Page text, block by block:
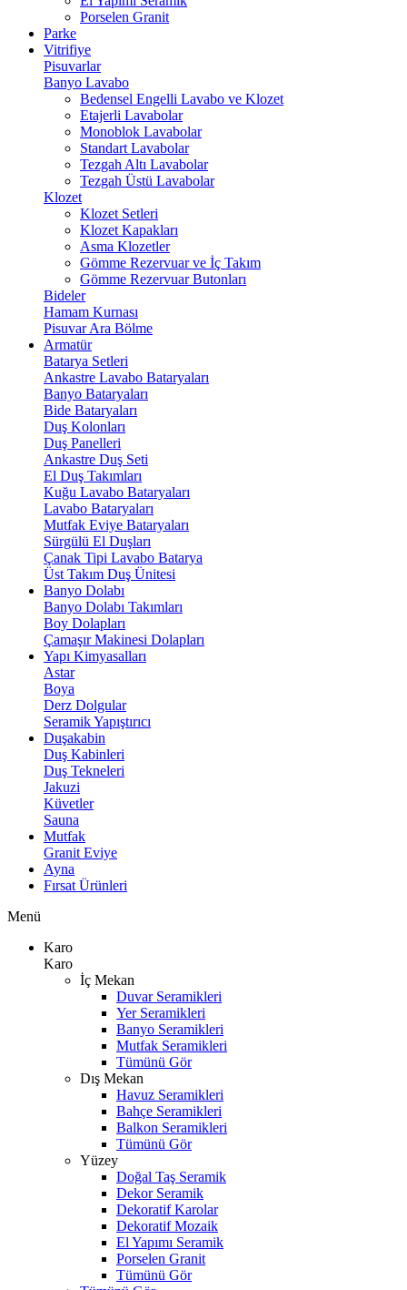
Porselen Granit
Parke
Vitrifiye
Pisuvarlar
Banyo Lavabo
Bedensel Engelli Lavabo ve Klozet
Etajerli Lavabolar
Monoblok Lavabolar
Standart Lavabolar
Tezgah Altı Lavabolar
Tezgah Üstü Lavabolar
Klozet
Klozet Setleri
Klozet Kapakları
Asma Klozetler
Gömme Rezervuar ve İç Takım
Gömme Rezervuar Butonları
Bideler
Hamam Kurnası
Pisuvar Ara Bölme
Armatür
Batarya Setleri
Ankastre Lavabo Bataryaları
Banyo Bataryaları
Bide Bataryaları
Duş Kolonları
Duş Panelleri
Ankastre Duş Seti
El Duş Takımları
Kuğu Lavabo Bataryaları
Lavabo Bataryaları
Mutfak Eviye Bataryaları
Sürgülü El Duşları
Çanak Tipi Lavabo Batarya
Üst Takım Duş Ünitesi
Banyo Dolabı
Banyo Dolabı Takımları
Boy Dolapları
Çamaşır Makinesi Dolapları
Yapı Kimyasalları
Astar
Boya
Derz Dolgular
Seramik Yapıştırıcı
Duşakabin
Duş Kabinleri
Duş Tekneleri
Jakuzi
Küvetler
Sauna
Mutfak
Granit Eviye
Ayna
Fırsat Ürünleri
Menü
Karo
Karo
İç Mekan
Duvar Seramikleri
Yer Seramikleri
Banyo Seramikleri
Mutfak Seramikleri
Tümünü Gör
Dış Mekan
Havuz Seramikleri
Bahçe Seramikleri
Balkon Seramikleri
Tümünü Gör
Yüzey
Doğal Taş Seramik
Dekor Seramik
Dekoratif Karolar
Dekoratif Mozaik
El Yapımı Seramik
Porselen Granit
Tümünü Gör